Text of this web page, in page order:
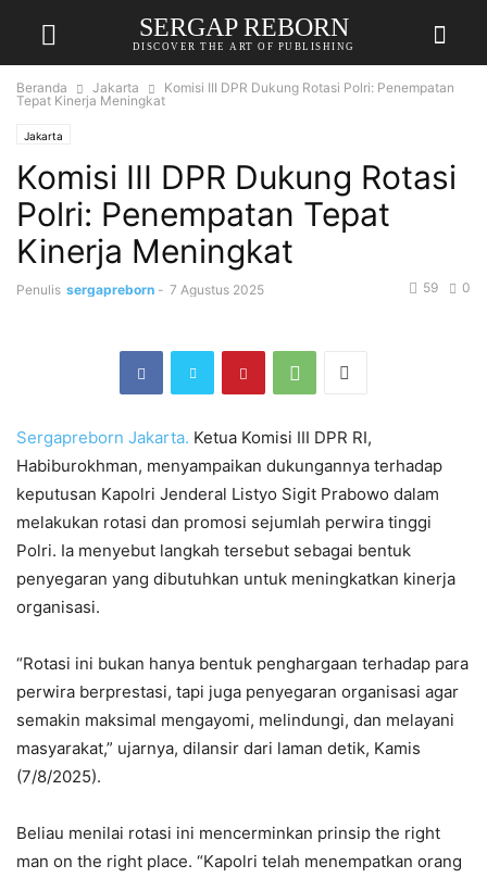
SERGAP REBORN
DISCOVER THE ART OF PUBLISHING
Beranda Jakarta
Komisi III DPR Dukung Rotasi Polri: Penempatan
Tepat Kinerja Meningkat
Jakarta
Komisi III DPR Dukung Rotasi
Polri: Penempatan Tepat
Kinerja Meningkat
Penulis sergapreborn - 7 Agustus 2025 0
59
Sergapreborn Jakarta. Ketua Komisi III DPR RI,
Habiburokhman, menyampaikan dukungannya terhadap
keputusan Kapolri Jenderal Listyo Sigit Prabowo dalam
melakukan rotasi dan promosi sejumlah perwira tinggi
Polri. Ia menyebut langkah tersebut sebagai bentuk
penyegaran yang dibutuhkan untuk meningkatkan kinerja
organisasi.
“Rotasi ini bukan hanya bentuk penghargaan terhadap para
perwira berprestasi, tapi juga penyegaran organisasi agar
semakin maksimal mengayomi, melindungi, dan melayani
masyarakat,” ujarnya, dilansir dari laman detik, Kamis
(7/8/2025).
Beliau menilai rotasi ini mencerminkan prinsip the right
man on the right place. “Kapolri telah menempatkan orang